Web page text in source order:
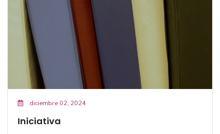
diciembre 02, 2024
Iniciativa